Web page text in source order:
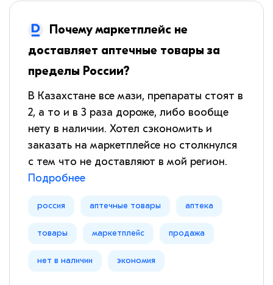
Почему маркетплейс не
доставляет аптечные товары за
пределы России?
В Казахстане все мази, препараты стоят в
2, а то и в 3 раза дороже, либо вообще
нету в наличии. Хотел сэкономить и
заказать на маркетплейсе но столкнулся
с тем что не доставляют в мой регион.
Подробнее
россия аптечные товары аптека
товары маркетплейс продажа
нет в наличии экономия